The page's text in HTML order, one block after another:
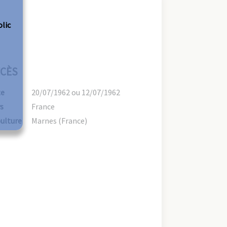
20/07/1962 ou 12/07/1962
France
Marnes (France)